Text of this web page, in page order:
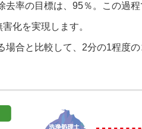
率の目標は、95％。この過
化を実現します。
合と比較して、2分の1程度